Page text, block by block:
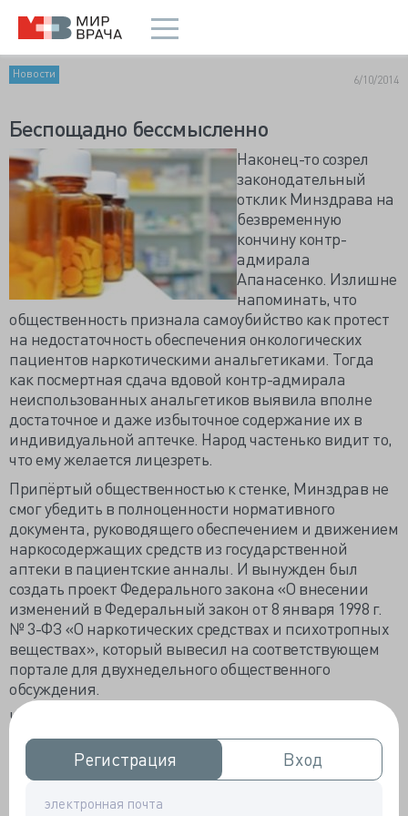
Регистрация
Регистрация Вход
Вход
Новости 6/10/2014
Беспощадно бессмысленно
Наконец-то созрел
законодательный
отклик Минздрава на
безвременную
кончину контр-
адмирала
Апанасенко. Излишне
напоминать, что
общественность признала самоубийство как протест
на недостаточность обеспечения онкологических
пациентов наркотическими анальгетиками. Тогда
как посмертная сдача вдовой контр-адмирала
неиспользованных анальгетиков выявила вполне
достаточное и даже избыточное содержание их в
индивидуальной аптечке. Народ частенько видит то,
что ему желается лицезреть.
Припёртый общественностью к стенке, Минздрав не
смог убедить в полноценности нормативного
документа, руководящего обеспечением и движением
наркосодержащих средств из государственной
аптеки в пациентские анналы. И вынужден был
создать проект Федерального закона «О внесении
изменений в Федеральный закон от 8 января 1998 г.
№ 3-ФЗ «О наркотических средствах и психотропных
веществах», который вывесил на соответствующем
портале для двухнедельного общественного
обсуждения.
Что же новенького в законопроекте? Очень немного,
просто даже мало. Во-первых, предложено увеличить
срок действия рецептов на наркотические
анальгетики и психотропные вещества, внесенные в
список II, с 5 до 10 дней. Цель акции: ликвидировать